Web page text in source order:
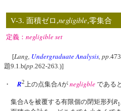
V-3. 面積ゼロ,negligible,零集合
定義： negligible set
[Lang, Undergraduate Analysis, pp
題9.1.b(pp.262-263.)]
・R2上の点集合Aが negligble である
集合Aを被覆する有限個の閉矩形列 R1